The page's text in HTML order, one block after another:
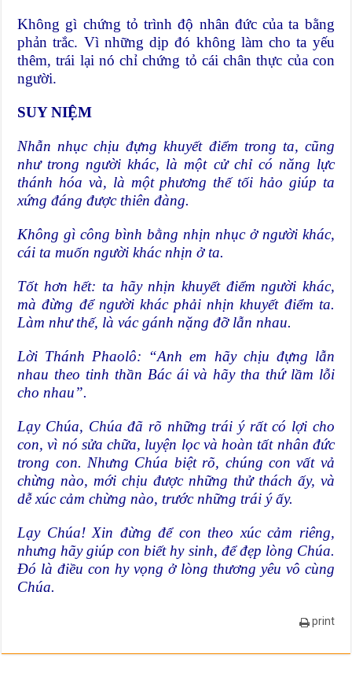
Không gì chứng tỏ trình độ nhân đức của ta bằng
phản trắc. Vì những dịp đó không làm cho ta yếu
thêm, trái lại nó chỉ chứng tỏ cái chân thực của con
người.
SUY NIỆM
Nhẫn nhục chịu đựng khuyết điểm trong ta, cũng
như trong người khác, là một cử chỉ có năng lực
thánh hóa và, là một phương thế tối hảo giúp ta
xứng đáng được thiên đàng.
Không gì công bình bằng nhịn nhục ở người khác,
cái ta muốn người khác nhịn ở ta.
Tốt hơn hết: ta hãy nhịn khuyết điểm người khác,
mà đừng để người khác phải nhịn khuyết điểm ta.
Làm như thế, là vác gánh nặng đỡ lẫn nhau.
Lời Thánh Phaolô: “Anh em hãy chịu đựng lẫn
nhau theo tinh thần Bác ái và hãy tha thứ lầm lỗi
cho nhau”.
Lạy Chúa, Chúa đã rõ những trái ý rất có lợi cho
con, vì nó sửa chữa, luyện lọc và hoàn tất nhân đức
trong con. Nhưng Chúa biệt rõ, chúng con vất vả
chừng nào, mới chịu được những thử thách ấy, và
dễ xúc cảm chừng nào, trước những trái ý ấy.
Lạy Chúa! Xin đừng để con theo xúc cảm riêng,
nhưng hãy giúp con biết hy sinh, để đẹp lòng Chúa.
Đó là điều con hy vọng ở lòng thương yêu vô cùng
Chúa.
print